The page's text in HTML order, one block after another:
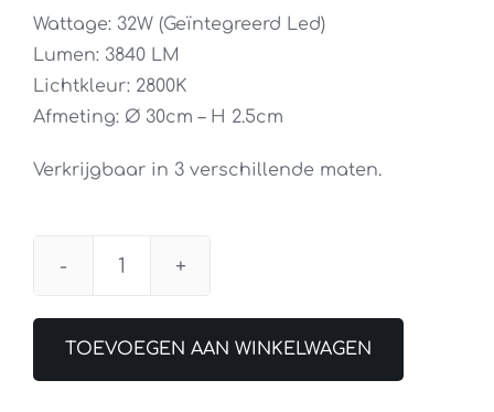
Wattage: 32W (Geïntegreerd Led)
Lumen: 3840 LM
Lichtkleur: 2800K
Afmeting: Ø 30cm – H 2.5cm
Verkrijgbaar in 3 verschillende maten.
Plafondlamp
IP44
TOEVOEGEN AAN WINKELWAGEN